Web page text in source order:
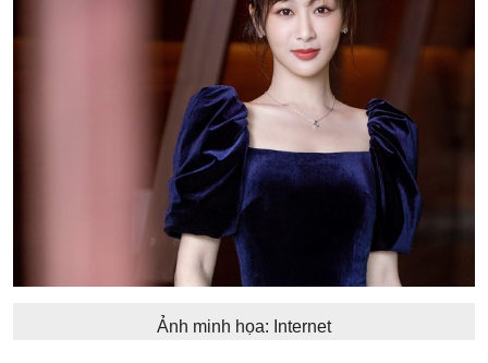
Ảnh minh họa: Internet